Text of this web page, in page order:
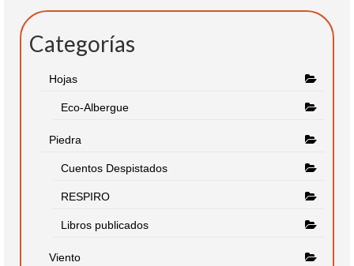
Categorías
Hojas
Eco-Albergue
Piedra
Cuentos Despistados
RESPIRO
Libros publicados
Viento